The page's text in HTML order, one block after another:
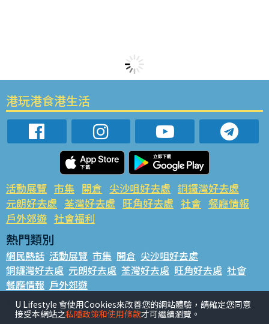
港玩港食港生活
活動展覽 市集 開倉 尖沙咀好去處 銅鑼灣好去處
元朗好去處 荃灣好去處 旺角好去處 社會 餐廳情報
戶外郊遊 社會福利
熱門類別
網民熱話 活動展覽 市集 開倉 尖沙咀好去處
銅鑼灣好去處 元朗好去處 荃灣好去處 旺角好去處 社會
餐廳情報 戶外郊遊
熱門標籤
U Lifestyle 會使用Cookies來改善您的網站體驗，請確定您同意
接受本網站之私隱政策和使用條款才可繼續瀏覽。